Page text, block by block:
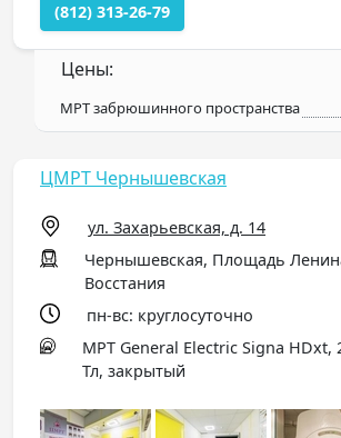
(812) 313-26-79
Цены:
МРТ забрюшинного пространства
ЦМРТ Чернышевская
ул. Захарьевская, д. 14
Чернышевская, Площадь
Восстания
пн-вс: круглосуточно
МРТ General Electric Signa HDxt,
Тл, закрытый